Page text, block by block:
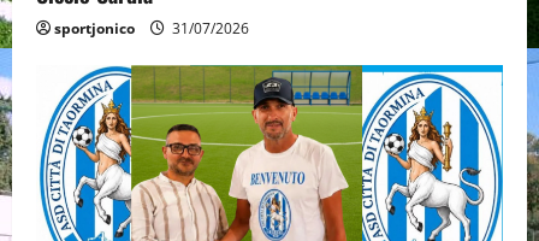
sportjonico 31/07/2026